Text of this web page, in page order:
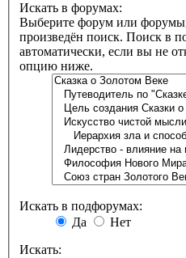
Искать в форумах:
Выберите форум или
произведён поиск. Поиск в
автоматически, если вы не
опцию ниже.
Искать в подфорумах:
Да
Нет
Искать: